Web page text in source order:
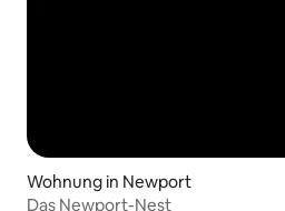
Wohnung in Newport
Das Newport-Nest